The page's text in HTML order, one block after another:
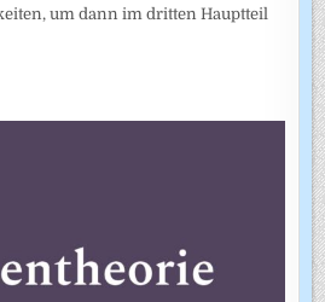
um dann im dritten Hauptteil